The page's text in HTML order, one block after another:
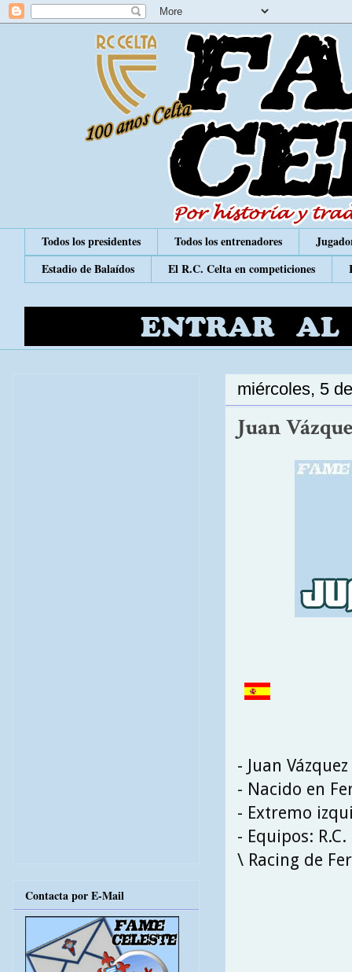
Todos los presidentes Todos los entrenadores
Estadio de Balaídos
El R.C. Celta en competiciones
miércoles, 5
Juan
- Juan
- Nacido en
- Extremo
- Equipos:
\ Racing de
Contacta por E-Mail